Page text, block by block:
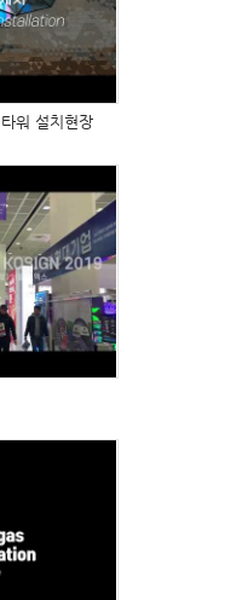
워 설치현장